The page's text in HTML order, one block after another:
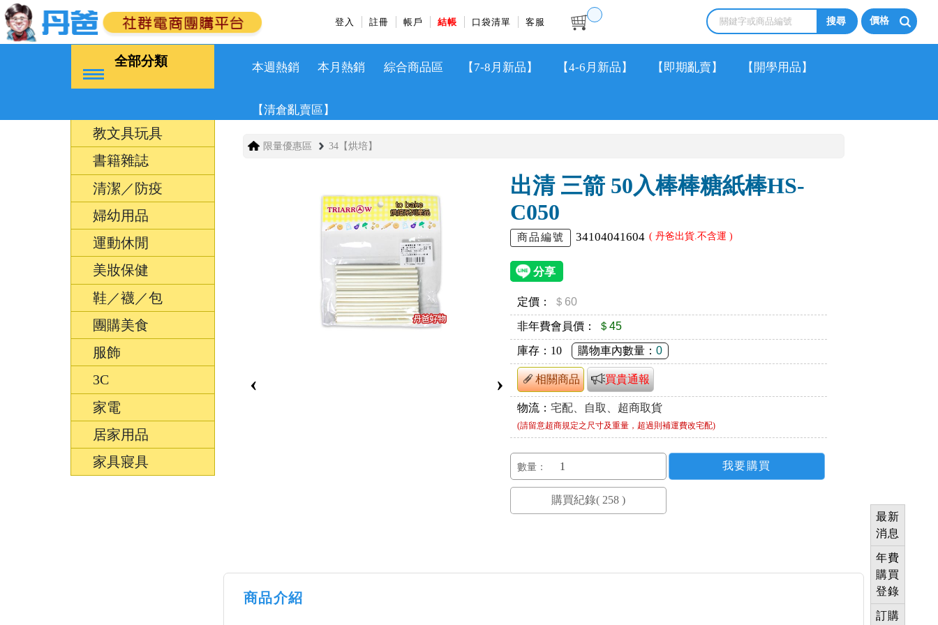
最新
消息
年費
購買
登錄
訂購
登入 註冊 帳戶 結帳 口袋清單 客服 價格
全部分類 本週熱銷 本月熱銷 綜合商品區 【7-8月新品】 【4-6月新品】 【即期亂賣】 【開學用品】
【清倉亂賣區】
教文具玩具
書籍雜誌
清潔／防疫
婦幼用品
運動休閒
美妝保健
鞋／襪／包
團購美食
服飾
3C
家電
居家用品
家具寢具
限量優惠區 34【烘培】
‹ ›
出清 三箭 50入棒棒糖紙棒HS-
C050
商品編號 34104041604 ( 丹爸出貨.不含運 )
定價： ＄60
非年費會員價： ＄45
庫存： 10 購物車內數量：0
相關商品 買貴通報
物流：宅配、自取、超商取貨
(請留意超商規定之尺寸及重量，超過則補運費改宅配)
數量：
商品介紹